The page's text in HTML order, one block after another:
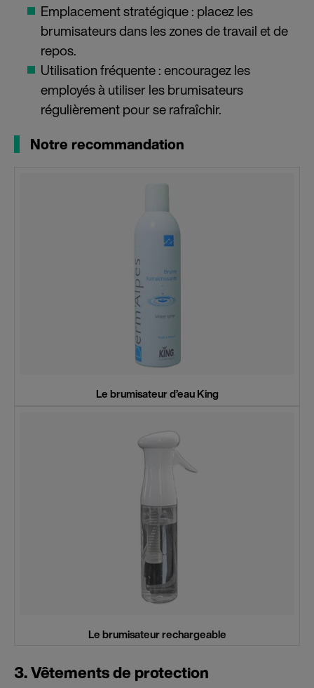
Emplacement stratégique : placez les
brumisateurs dans les zones de travail et de
repos.
Utilisation fréquente : encouragez les
employés à utiliser les brumisateurs
régulièrement pour se rafraîchir.
Notre recommandation
Le brumisateur d’eau King
Le brumisateur rechargeable
3. Vêtements de protection